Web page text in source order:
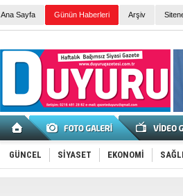
Ana Sayfa Günün Haberleri Arşiv
GÜNCEL SİYASET EKONOMİ